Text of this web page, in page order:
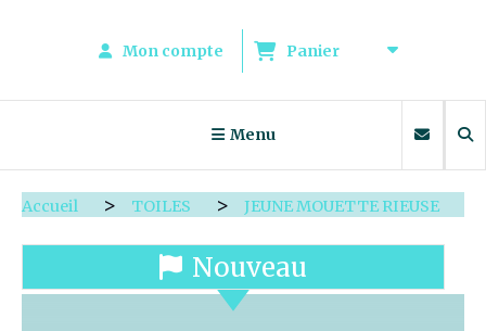
Mon compte Panier
Menu
Accueil TOILES JEUNE MOUETTE RIEUSE
Nouveau